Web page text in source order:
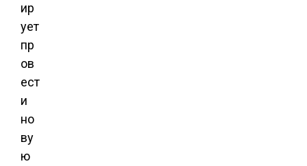
ир
ует
пр
ов
ест
и
но
ву
ю